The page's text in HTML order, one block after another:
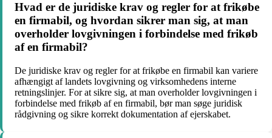
Hvad er de juridiske krav og regler for at frikøbe
en firmabil, og hvordan sikrer man sig, at man
overholder lovgivningen i forbindelse med frikøb
af en firmabil?
De juridiske krav og regler for at frikøbe en firmabil kan variere
afhængigt af landets lovgivning og virksomhedens interne
retningslinjer. For at sikre sig, at man overholder lovgivningen i
forbindelse med frikøb af en firmabil, bør man søge juridisk
rådgivning og sikre korrekt dokumentation af ejerskabet.